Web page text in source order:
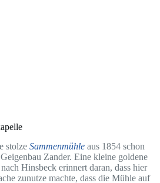
stolze Sammenmühle aus 1854 schon
Zander. Eine kleine goldene
Hinsbeck erinnert daran, dass hier
zunutze machte, dass die Mühle auf